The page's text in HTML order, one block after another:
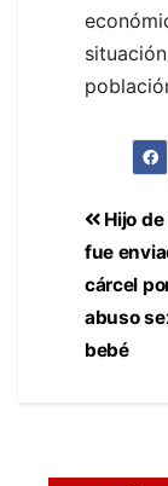
Hijo de
fue
cárcel
abuso
bebé